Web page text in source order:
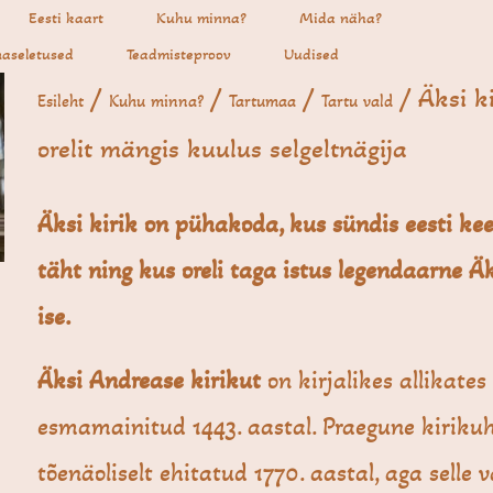
Eesti kaart Kuhu minna?
Mida näha?
Teadmisteproov Uudised
Esileht / Kuhu minna? /Tartumaa /Tartu vald / Äksi
orelit mängis kuulus selgeltnägija
Äksi kirik on pühakoda, kus sündis eesti
tähtning kus oreli taga istus legendaarne
ise.
Äksi Andrease kirikuton kirjalikes allikates
esmamainitud 1443. aastal. Praegune
tõenäoliselt ehitatud 1770. aastal, aga selle